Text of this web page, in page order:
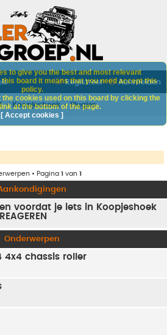
Aanmelden
Registreer
Koopjeshoek Plugjes
• Pagina 1 van 1
voordat je iets in Koopjeshoek
Onderwerpen
4x4 chassis roller
to give you the best and most relevant
board it means that you need accept this
policy.
the cookies used on this board by clicking the
at the bottom of the page.
[ Accept cookies ]